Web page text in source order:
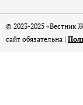
© 2023-2025 «Вестник
сайт обязательна |